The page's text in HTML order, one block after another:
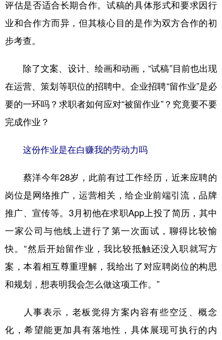
多语种频道
English
Русский язык 日本語 한국어
Deutsch Português
评估是否适合长期合作。试稿的具体形式和要求因行
业和合作方而异，但其核心目的是作为双方合作的初
步考查。
除了文案、设计、绘画和动画，“试稿”目前也出现
在运营、策划等职位的招聘中。企业招聘“留作业”是必
要的一环吗？求职者如何应对“被留作业”？究竟要不要
完成作业？
这份作业是在白赚我的劳动力吗
蔡洋今年28岁，此前有过工作经历，近来应聘的
岗位是网络推广，运营相关，给企业前端引流，品牌
推广、宣传等。3月初他在求职App上投了简历，其中
一家公司与他线上进行了第一次面试，聊得比较愉
快。“然后开始留作业，我比较抵触还没入职就写方
案，本着相互尊重理解，我给出了对应聘岗位的构思
和规划，想表明我会怎么做这项工作。”
人事表示，老板觉得方案内容有些空泛、概念
化，希望能更加具有落地性，具体展现可执行的内